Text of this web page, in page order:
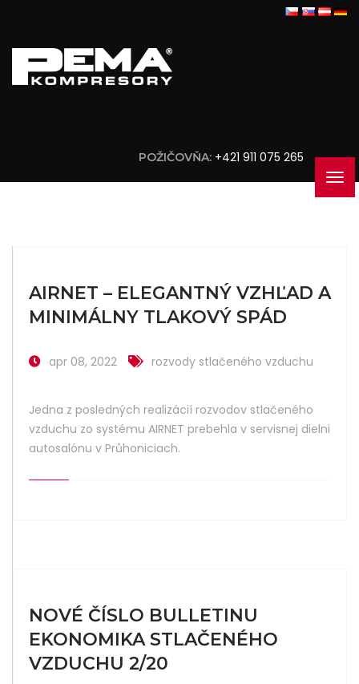
POŽIČOVŇA: +421 911 075 265
AIRNET – ELEGANTNÝ VZHĽAD A
MINIMÁLNY TLAKOVÝ SPÁD
apr 08, 2022 rozvody stlačeného vzduchu
Jedna z posledných realizácií rozvodov stlačeného
vzduchu zo systému AIRNET prebehla v servisnej dielni
autosalónu v Průhoniciach.
NOVÉ ČÍSLO BULLETINU
EKONOMIKA STLAČENÉHO
VZDUCHU 2/20